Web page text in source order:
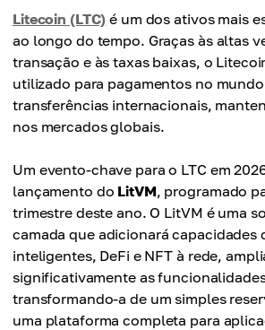
Litecoin (LTC) é um dos ativos mais
ao longo do tempo. Graças às altas
transação e às taxas baixas, o
utilizado para pagamentos no
transferências internacionais,
nos mercados globais.
Um evento-chave para o LTC em
lançamento do LitVM, programado
trimestre deste ano. O LitVM é uma
camada que adicionará capacidades
inteligentes, DeFi e NFT à rede,
significativamente as
transformando-a de um simples
uma plataforma completa para